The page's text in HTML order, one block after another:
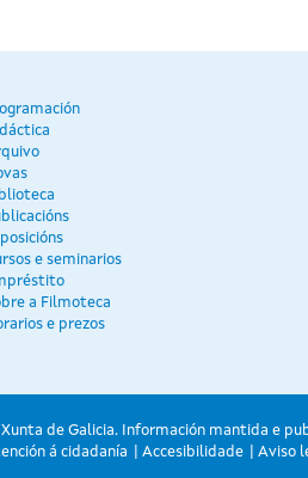
e seminarios
a Filmoteca
e prezos
Xunta de Galicia. Información mantida e
á cidadanía
Accesibilidade Aviso